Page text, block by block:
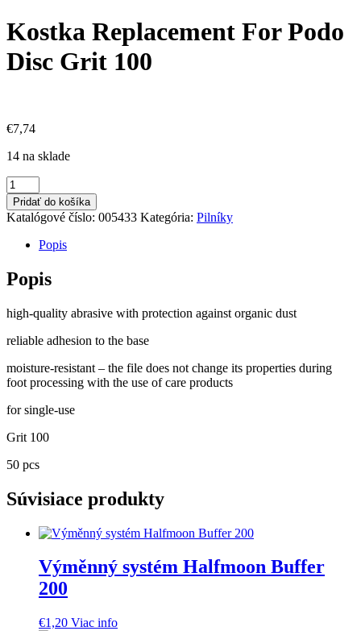
Kostka Replacement For Podo
Disc Grit 100
€7,74
14 na sklade
množstvo
Kostka
Replacement
For
Podo
Grit
100
Pridať do košíka
Katalógové číslo: 005433 Kategória: Pilníky
Popis
Popis
high-quality abrasive with protection against organic dust
reliable adhesion to the base
moisture-resistant – the file does not change its properties during
foot processing with the use of care products
for single-use
Grit 100
50 pcs
Súvisiace produkty
Výměnný systém Halfmoon Buffer
200
€1,20 Viac info